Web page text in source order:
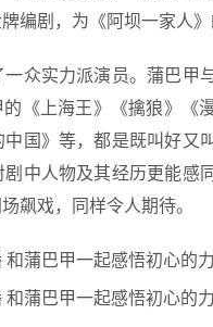
编剧，为《阿坝一家人》
众实力派演员。蒲巴甲
《上海王》《擒狼》《
中国》等，都是既叫好
中人物及其经历更能感
飙戏，同样令人期待。